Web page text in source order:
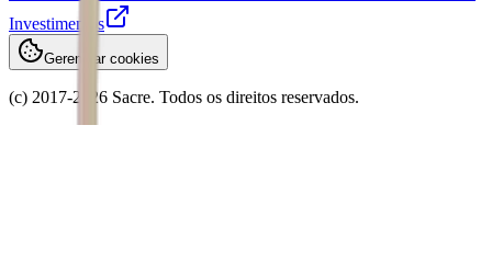
Investimentos
Gerenciar cookies
(c) 2017-2026 Sacre. Todos os direitos reservados.